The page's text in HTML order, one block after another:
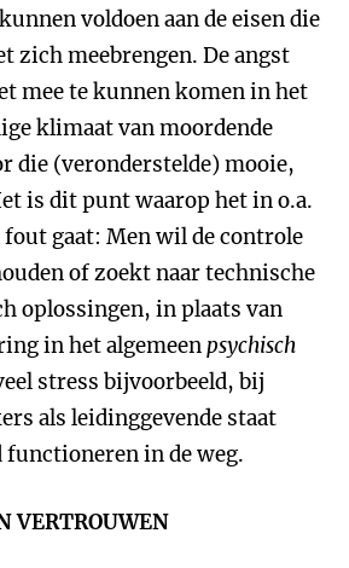
voldoen aan de eisen die
zich meebrengen. De angst
mee te kunnen komen in het
klimaat van moordende
die (veronderstelde) mooie,
is dit punt waarop het in o.a.
gaat: Men wil de controle
of zoekt naar technische
oplossingen, in plaats van
in het algemeenpsychisch
stress bijvoorbeeld, bij
als leidinggevende staat
functioneren in de weg.
VERTROUWEN